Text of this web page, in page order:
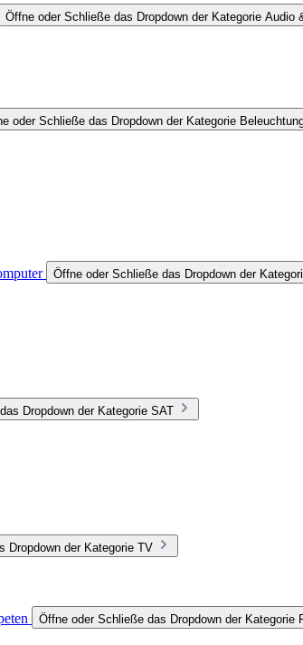
Öffne oder Schließe das Dropdown der Kategorie Audio
oder Schließe das Dropdown der Kategorie
Öffne oder Schließe das Dropdown der
Dropdown der Kategorie SAT
Dropdown der Kategorie TV
Öffne oder Schließe das Dropdown der Kategorie